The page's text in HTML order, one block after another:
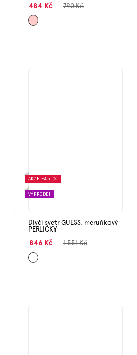
484 Kč 790 Kč
Starorůžová
AKCE –45 %
VÝPRODEJ
Dívčí svetr GUESS, meruňkový
PERLIČKY
846 Kč 1 551 Kč
Meruňková